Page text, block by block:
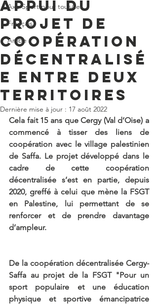
Axe Sport pour tous/tes
Français
Arabe
appui du
projet de
coopération
décentralisé
e entre deux
territoires
Dernière mise à jour : 17 août 2022
Cela fait 15 ans que Cergy (Val d’Oise) a
commencé à tisser des liens de
coopération avec le village palestinien
de Saffa. Le projet développé dans le
cadre de cette coopération
décentralisée s’est en partie, depuis
2020, greffé à celui que mène la FSGT
en Palestine, lui permettant de se
renforcer et de prendre davantage
d’ampleur.
De la coopération décentralisée Cergy-
Saffa au projet de la FSGT "Pour un
sport populaire et une éducation
physique et sportive émancipatrice